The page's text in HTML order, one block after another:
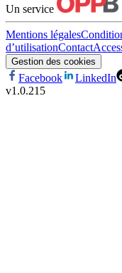
Un service
Mentions légales
d’utilisationContact
Gestion des cookies
Facebook LinkedIn
v1.0.215